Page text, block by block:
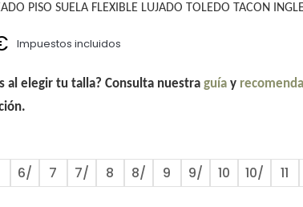
PISO SUELA FLEXIBLE LUJADO TOLEDO TACON
Impuestos incluidos
al elegir tu talla? Consulta nuestra guíay
6/ 7 7/ 8 8/ 9 9/ 10 10/ 11